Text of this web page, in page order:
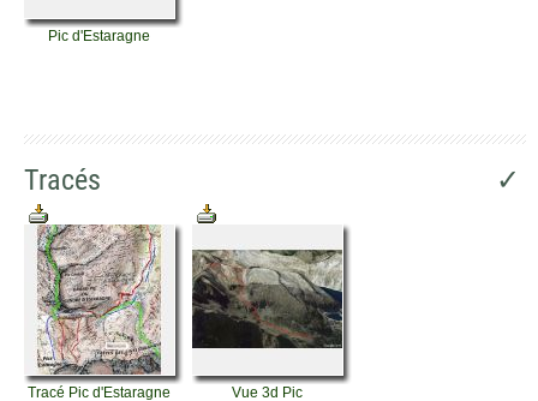
Pic d'Estaragne
Tracés ✓
Tracé Pic d'Estaragne
Vue 3d Pic